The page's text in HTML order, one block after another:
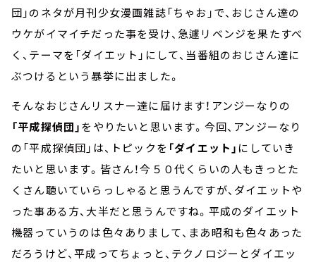
団」のネタが月刊少女漫画雑誌「ちゃお」で、おじさん達の
ウケがイマイチだった事を受け、急遽リベンジを果たすべ
く、テーマを「ダイエット」にして、当番組のおじさん達に
ぶつけるという暴挙に出ました。
そんなおじさんリスナー達に届けます！アンジーなりの
「平成探偵団」をやりたいと思います。今回、アンジーなり
の「平成探偵団」は、トピックを 「ダイエット」 にしていき
たいと思います。皆さん！今５０代くらいの人もきっとた
くさん聴いていらっしゃると思うんですが、ダイエットや
った事ある方、大半だと思うんですね。平成のダイエット
機器っていうのは色々ありまして、まあ昭和も色々あった
だろうけど、平成ってちょっと、テクノロジーとダイエッ